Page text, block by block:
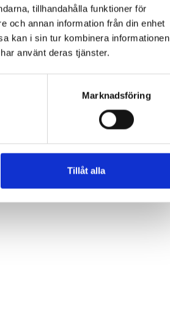
tillhandahålla funktioner för
och annan information från din enhet
kan i sin tur kombinera informationen
använt deras tjänster.
Marknadsföring
Tillåt alla
även